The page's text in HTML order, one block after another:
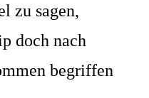
zu sagen,
doch nach
begriffen